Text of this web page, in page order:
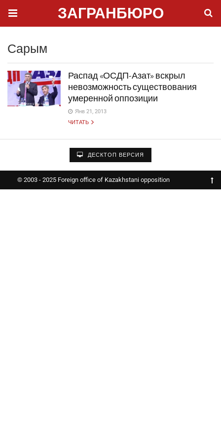
ЗАГРАНБЮРО
Сарым
Распад «ОСДП-Азат» вскрыл
невозможность существования
умеренной оппозиции
Янв 21, 2013
ЧИТАТЬ
ДЕСКТОП ВЕРСИЯ
© 2003 - 2025 Foreign office of Kazakhstani opposition